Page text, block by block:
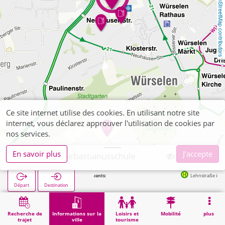
OpenStreetMap contributors
Recherche de
trajet
Informations sur la
ville
Loisirs et
tourisme
Mobilité plus
Würselen, Sebastianusschule
Départ Destination
Arrêts suivants: Lehnstraße in 57m
Démarrage Informations sur la ville Würselen, Sebastianusschule
Ce site internet utilise des cookies. En utilisant notre site
internet, vous déclarez approuver l'utilisation de cookies par
nos services.
En savoir plus
J'accepte